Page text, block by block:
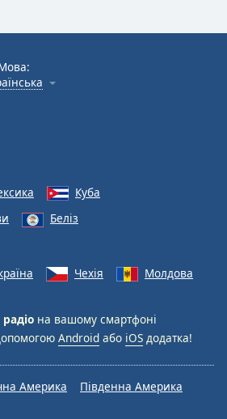
Куба
Беліз
Чехія Молдова
на вашому смартфоні
Android або iOS додатка!
Америка
Південна Америка